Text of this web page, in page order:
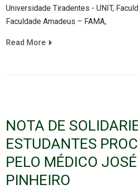
Universidade Tiradentes - UNIT,
Faculdade Amadeus – FAMA,
Read More
NOTA DE
ESTUDANTES
PELO MÉDICO
PINHEIRO